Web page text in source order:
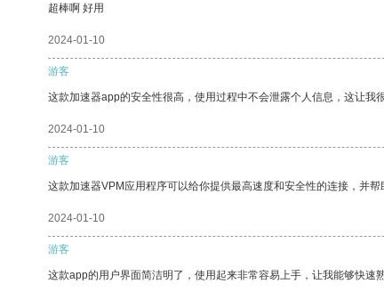
超棒啊 好用
2024-01-10
游客
这款加速器app的安全性很高，使用过程中不会泄露个人信息，这让我
2024-01-10
游客
这款加速器VPM应用程序可以给你提供最高速度和安全性的连接，并帮
2024-01-10
游客
这款app的用户界面简洁明了，使用起来非常容易上手，让我能够快速熟